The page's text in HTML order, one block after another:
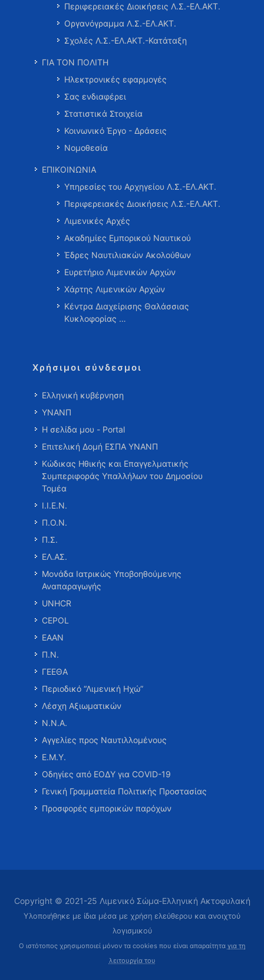
Περιφερειακές Διοικήσεις Λ.Σ.-ΕΛ.ΑΚΤ.
Οργανόγραμμα Λ.Σ.-ΕΛ.ΑΚΤ.
Σχολές Λ.Σ.-ΕΛ.ΑΚΤ.-Κατάταξη
ΓΙΑ ΤΟΝ ΠΟΛΙΤΗ
Ηλεκτρονικές εφαρμογές
Σας ενδιαφέρει
Στατιστικά Στοιχεία
Κοινωνικό Έργο - Δράσεις
Νομοθεσία
ΕΠΙΚΟΙΝΩΝΙΑ
Υπηρεσίες του Αρχηγείου Λ.Σ.-ΕΛ.ΑΚΤ.
Περιφερειακές Διοικήσεις Λ.Σ.-ΕΛ.ΑΚΤ.
Λιμενικές Αρχές
Ακαδημίες Εμπορικού Ναυτικού
Έδρες Ναυτιλιακών Ακολούθων
Ευρετήριο Λιμενικών Αρχών
Χάρτης Λιμενικών Αρχών
Κέντρα Διαχείρισης Θαλάσσιας
Κυκλοφορίας …
Χρήσιμοι σύνδεσμοι
Ελληνική κυβέρνηση
ΥΝΑΝΠ
Η σελίδα μου - Portal
Επιτελική Δομή ΕΣΠΑ ΥΝΑΝΠ
Κώδικας Ηθικής και Επαγγελματικής
Συμπεριφοράς Υπαλλήλων του Δημοσίου
Τομέα
Ι.Ι.Ε.Ν.
Π.Ο.Ν.
Π.Σ.
ΕΛ.ΑΣ.
Μονάδα Ιατρικώς Υποβοηθούμενης
Αναπαραγωγής
UNHCR
CEPOL
ΕΑΑΝ
Π.Ν.
ΓΕΕΘΑ
Περιοδικό “Λιμενική Ηχώ”
Λέσχη Αξιωματικών
Ν.Ν.Α.
Αγγελίες προς Ναυτιλλομένους
Ε.Μ.Υ.
Οδηγίες από ΕΟΔΥ για COVID-19
Γενική Γραμματεία Πολιτικής Προστασίας
Προσφορές εμπορικών παρόχων
Copyright © 2021-25 Λιμενικό Σώμα-Ελληνική Ακτοφυλακή
Υλοποιήθηκε με ίδια μέσα με χρήση ελεύθερου και ανοιχτού
λογισμικού
Ο ιστότοπος χρησιμοποιεί μόνον τα cookies που είναι απαραίτητα για τη
λειτουργία του